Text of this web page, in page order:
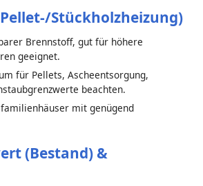
Stückholzheizung)
Brennstoff, gut für höhere
geeignet.
für Pellets, Ascheentsorgung,
beachten.
mit genügend
(Bestand) &